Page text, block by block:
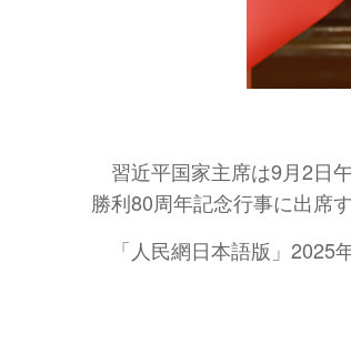
習近平国家主席は9月2日
勝利80周年記念行事に出席
「人民網日本語版」2025